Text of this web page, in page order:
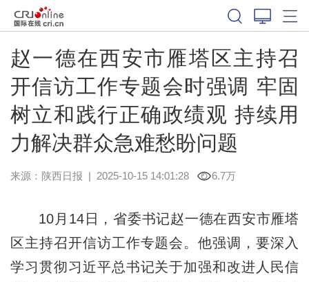
赵一德在西安市雁塔区主持召
开信访工作专题会时强调 牢固
树立和践行正确政绩观 持续用
力解决群众急难愁盼问题
来源： 陕西日报 | 2025-10-15 14:01:28 6.7万
10月14日，省委书记赵一德在西安市雁塔
区主持召开信访工作专题会。他强调，要深入
学习贯彻习近平总书记关于加强和改进人民信